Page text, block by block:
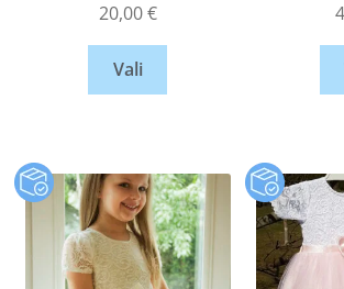
20,00€
Vali